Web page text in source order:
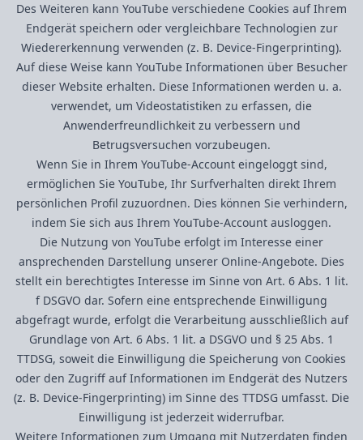
Des Weiteren kann YouTube verschiedene Cookies auf Ihrem
Endgerät speichern oder vergleichbare Technologien zur
Wiedererkennung verwenden (z. B. Device-Fingerprinting).
Auf diese Weise kann YouTube Informationen über Besucher
dieser Website erhalten. Diese Informationen werden u. a.
verwendet, um Videostatistiken zu erfassen, die
Anwenderfreundlichkeit zu verbessern und
Betrugsversuchen vorzubeugen.
Wenn Sie in Ihrem YouTube-Account eingeloggt sind,
ermöglichen Sie YouTube, Ihr Surfverhalten direkt Ihrem
persönlichen Profil zuzuordnen. Dies können Sie verhindern,
indem Sie sich aus Ihrem YouTube-Account ausloggen.
Die Nutzung von YouTube erfolgt im Interesse einer
ansprechenden Darstellung unserer Online-Angebote. Dies
stellt ein berechtigtes Interesse im Sinne von Art. 6 Abs. 1 lit.
f DSGVO dar. Sofern eine entsprechende Einwilligung
abgefragt wurde, erfolgt die Verarbeitung ausschließlich auf
Grundlage von Art. 6 Abs. 1 lit. a DSGVO und § 25 Abs. 1
TTDSG, soweit die Einwilligung die Speicherung von Cookies
oder den Zugriff auf Informationen im Endgerät des Nutzers
(z. B. Device-Fingerprinting) im Sinne des TTDSG umfasst. Die
Einwilligung ist jederzeit widerrufbar.
Weitere Informationen zum Umgang mit Nutzerdaten finden